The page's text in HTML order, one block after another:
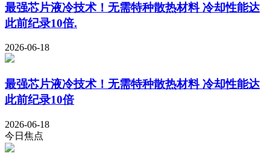
最强芯片液冷技术！无需特种散热材料 冷却性能达
此前纪录10倍.
2026-06-18
最强芯片液冷技术！无需特种散热材料 冷却性能达
此前纪录10倍
2026-06-18
今日焦点